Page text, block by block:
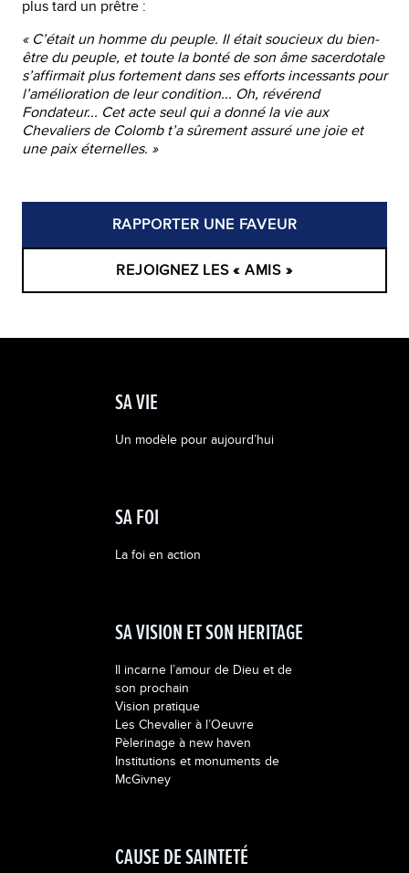
plus tard un prêtre :
« C’était un homme du peuple. Il était soucieux du bien-
être du peuple, et toute la bonté de son âme sacerdotale
s’affirmait plus fortement dans ses efforts incessants pour
l’amélioration de leur condition... Oh, révérend
Fondateur... Cet acte seul qui a donné la vie aux
Chevaliers de Colomb t’a sûrement assuré une joie et
une paix éternelles. »
RAPPORTER UNE FAVEUR
REJOIGNEZ LES « AMIS »
SA VIE
Un modèle pour aujourd’hui
SA FOI
La foi en action
SA VISION ET SON HERITAGE
Il incarne l’amour de Dieu et de
son prochain
Vision pratique
Les Chevalier à l’Oeuvre
Pèlerinage à new haven
Institutions et monuments de
McGivney
CAUSE DE SAINTETÉ